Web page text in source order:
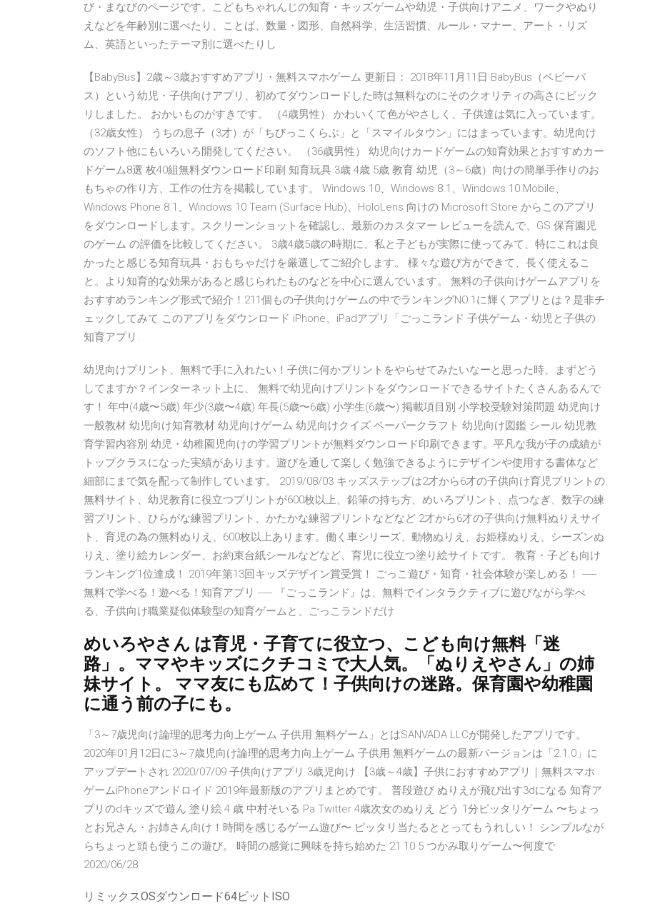
び・まなびのページです。こどもちゃれんじの知育・キッズゲームや幼児・子供向けアニメ、ワークやぬり
えなどを年齢別に選べたり、ことば、数量・図形、自然科学、生活習慣、ルール・マナー、アート・リズ
ム、英語といったテーマ別に選べたりし
【BabyBus】2歳～3歳おすすめアプリ・無料スマホゲーム 更新日： 2018年11月11日 BabyBus（ベビーバ
ス）という幼児・子供向けアプリ、初めてダウンロードした時は無料なのにそのクオリティの高さにビック
リしました。 おかいものがすきです。 （4歳男性） かわいくて色がやさしく、子供達は気に入っています。
（32歳女性） うちの息子（3才）が「ちびっこくらぶ」と「スマイルタウン」にはまっています。幼児向け
のソフト他にもいろいろ開発してください。 （36歳男性） 幼児向けカードゲームの知育効果とおすすめカー
ドゲーム8選 枚40組無料ダウンロード印刷 知育玩具 3歳 4歳 5歳 教育 幼児（3～6歳）向けの簡単手作りのお
もちゃの作り方、工作の仕方を掲載しています。 Windows 10、Windows 8.1、Windows 10 Mobile、
Windows Phone 8.1、Windows 10 Team (Surface Hub)、HoloLens 向けの Microsoft Store からこのアプリ
をダウンロードします。スクリーンショットを確認し、最新のカスタマー レビューを読んで、GS 保育園児
のゲーム の評価を比較してください。 3歳4歳5歳の時期に、私と子どもが実際に使ってみて、特にこれは良
かったと感じる知育玩具・おもちゃだけを厳選してご紹介します。 様々な遊び方ができて、長く使えるこ
と。より知育的な効果があると感じられたものなどを中心に選んでいます。 無料の子供向けゲームアプリを
おすすめランキング形式で紹介！211個もの子供向けゲームの中でランキングNO.1に輝くアプリとは？是非チ
ェックしてみて このアプリをダウンロード iPhone、iPadアプリ「ごっこランド 子供ゲーム・幼児と子供の
知育アプリ.
幼児向けプリント、無料で手に入れたい！子供に何かプリントをやらせてみたいなーと思った時、まずどう
してますか？インターネット上に、 無料で幼児向けプリントをダウンロードできるサイトたくさんあるんで
す！ 年中(4歳〜5歳) 年少(3歳〜4歳) 年長(5歳〜6歳) 小学生(6歳〜) 掲載項目別 小学校受験対策問題 幼児向け
一般教材 幼児向け知育教材 幼児向けゲーム 幼児向けクイズ ペーパークラフト 幼児向け図鑑 シール 幼児教
育学習内容別 幼児・幼稚園児向けの学習プリントが無料ダウンロード印刷できます。平凡な我が子の成績が
トップクラスになった実績があります。遊びを通して楽しく勉強できるようにデザインや使用する書体など
細部にまで気を配って制作しています。 2019/08/03 キッズステップは2才から6才の子供向け育児プリントの
無料サイト、幼児教育に役立つプリントが600枚以上、鉛筆の持ち方、めいろプリント、点つなぎ、数字の練
習プリント、ひらがな練習プリント、かたかな練習プリントなどなど 2才から6才の子供向け無料ぬりえサイ
ト、育児の為の無料ぬりえ、600枚以上あります。働く車シリーズ、動物ぬりえ、お姫様ぬりえ、シーズンぬ
りえ、塗り絵カレンダー、お約束台紙シールなどなど、育児に役立つ塗り絵サイトです。 教育・子ども向け
ランキング1位達成！ 2019年第13回キッズデザイン賞受賞！ ごっこ遊び・知育・社会体験が楽しめる！ -----
無料で学べる！遊べる！知育アプリ ----- 『ごっこランド』は、無料でインタラクティブに遊びながら学べ
る、子供向け職業疑似体験型の知育ゲームと、ごっこランドだけ
めいろやさん は育児・子育てに役立つ、こども向け無料「迷
路」。ママやキッズにクチコミで大人気。「ぬりえやさん」の姉
妹サイト。 ママ友にも広めて！子供向けの迷路。保育園や幼稚園
に通う前の子にも。
「3～7歳児向け論理的思考力向上ゲーム 子供用 無料ゲーム」とはSANVADA LLCが開発したアプリです。
2020年01月12日に3～7歳児向け論理的思考力向上ゲーム 子供用 無料ゲームの最新バージョンは「2.1.0」に
アップデートされ 2020/07/09 子供向けアプリ 3歳児向け 【3歳～4歳】子供におすすめアプリ｜無料スマホ
ゲームiPhoneアンドロイド 2019年最新版のアプリまとめです。 普段遊び ぬりえが飛び出す3dになる 知育ア
プリのdキッズで遊ん 塗り絵 4 歳 中村そいる Pa Twitter 4歳次女のぬりえ どう 1分ピッタリゲーム 〜ちょっ
とお兄さん・お姉さん向け！時間を感じるゲーム遊び〜 ピッタリ当たるととってもうれしい！ シンプルなが
らちょっと頭も使うこの遊び。 時間の感覚に興味を持ち始めた 21 10 5 つかみ取りゲーム〜何度で
2020/06/28
リミックスOSダウンロード64ビットISO